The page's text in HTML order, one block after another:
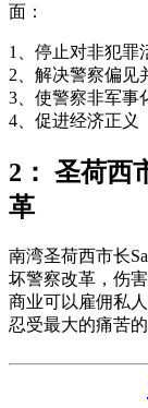
面：
1、停止对非犯罪
2、解决警察偏见
3、使警察非军事
4、促进经济正义
2： 圣荷西
革
南湾圣荷西市长
坏警察改革，伤
商业可以雇佣私
忍受最大的痛苦的